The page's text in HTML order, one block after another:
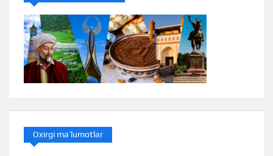
Oxirgi ma’lumotlar